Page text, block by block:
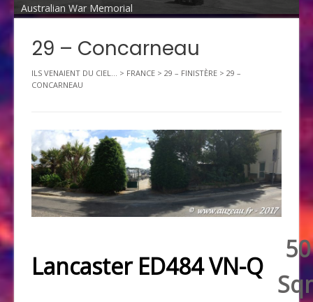
Australian War Memorial
29 – Concarneau
ILS VENAIENT DU CIEL... > FRANCE > 29 – FINISTÈRE > 29 –
CONCARNEAU
Lancaster ED484 VN-Q
50